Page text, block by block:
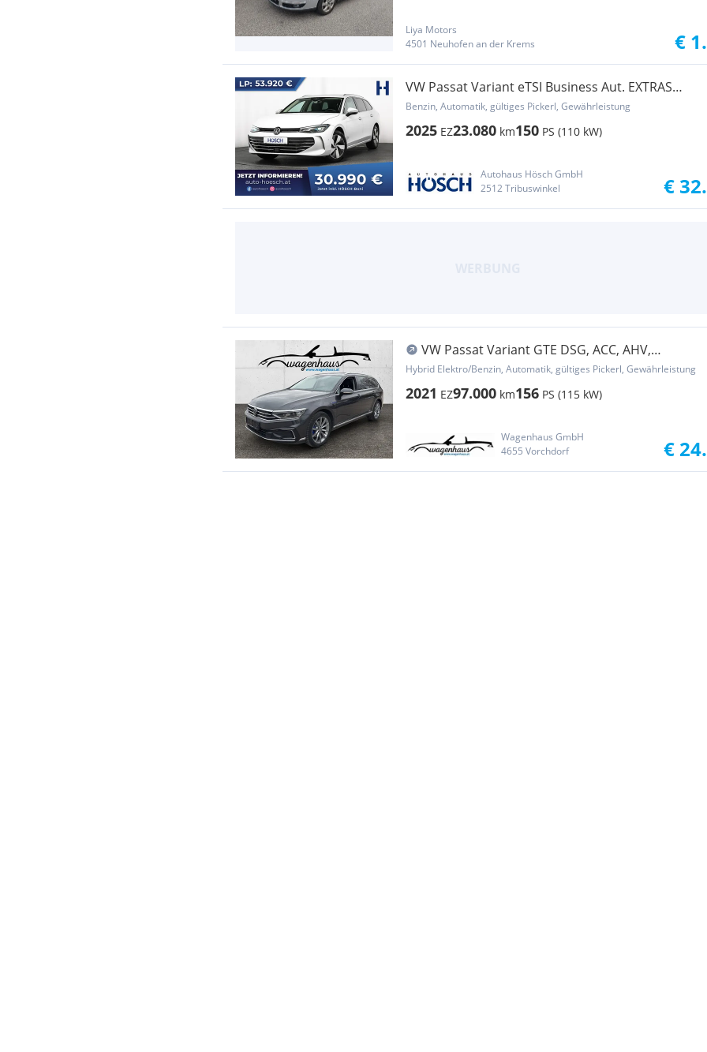
Liya Motors
4501 Neuhofen an der Krems
€
VW Passat Variant eTSI Business Aut. EXTRAS
SCHNÄP...
Benzin, Automatik, gültiges Pickerl, Gewährleistung
2025 EZ23.080 km150 PS (110 kW)
Autohaus Hösch GmbH
2512 Tribuswinkel
€
VW Passat Variant GTE DSG, ACC, AHV,
Unlimited-Pak...
Hybrid Elektro/Benzin, Automatik, gültiges Pickerl, Gewährleistung
2021 EZ97.000 km156 PS (115 kW)
Wagenhaus GmbH
4655 Vorchdorf
€